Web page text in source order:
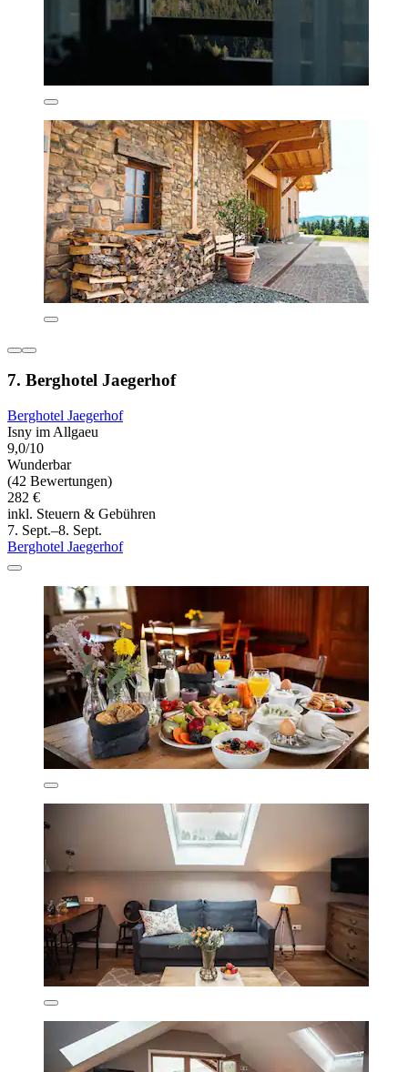
7. Berghotel Jaegerhof
Berghotel Jaegerhof
Isny im Allgaeu
9,0/10
Wunderbar
(42 Bewertungen)
282 €
inkl. Steuern & Gebühren
7. Sept.–8. Sept.
Berghotel Jaegerhof